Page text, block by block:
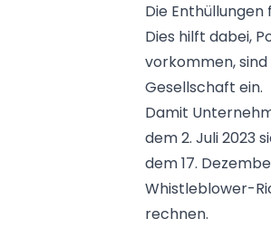
Die
Dies hilft dabei,
vorkommen,
Gesellschaft ein.
Damit
dem 2. Juli 2023
dem 17.
Whistleblower-
rechnen.